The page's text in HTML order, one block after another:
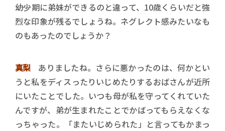
――幼少期に弟妹ができるのと違って、10歳くらいだと強
烈な印象が残るでしょうね。ネグレクト感みたいなも
のもあったのでしょうか？
真梨ありましたね。さらに悪かったのは、何かとい
うと私をディスったりいじめたりするおばさんが近所
にいたことでした。いつも母が私を守ってくれていた
んですが、弟が生まれたことでかばってもらえなくな
っちゃった。「またいじめられた」と言ってもかまっ